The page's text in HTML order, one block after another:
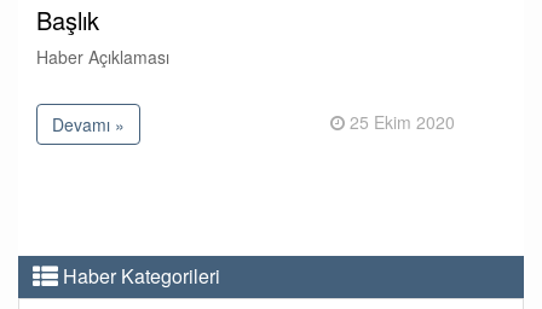
Başlık
Haber Açıklaması
Devamı » 25 Ekim 2020
Haber Kategorileri